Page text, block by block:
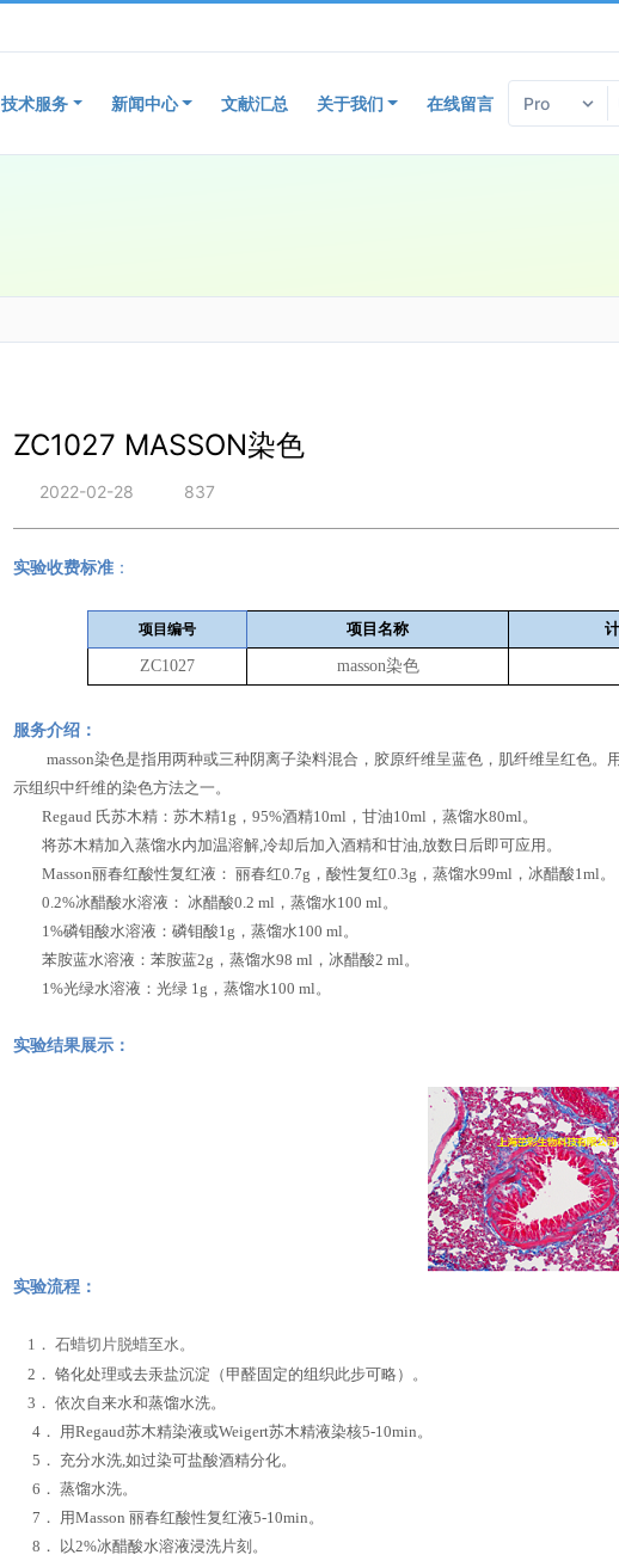
技术服务 新闻中心 文献汇总 关于我们 在线留言
ZC1027 MASSON染色
2022-02-28 837
实验收费标准 ：
项目编号 项目名称
ZC1027 masson染色
服务介绍：
masson染色是指用两种或三种阴离子染料混合，胶原纤维呈蓝色，肌纤维呈红色
示组织中纤维的染色方法之一。
Regaud 氏苏木精：苏木精1g，95%酒精10ml，甘油10ml，蒸馏水80ml。
将苏木精加入蒸馏水内加温溶解,冷却后加入酒精和甘油,放数日后即可应用。
Masson丽春红酸性复红液： 丽春红0.7g，酸性复红0.3g，蒸馏水99ml，冰醋酸1ml。
0.2%冰醋酸水溶液： 冰醋酸0.2 ml，蒸馏水100 ml。
1%磷钼酸水溶液：磷钼酸1g，蒸馏水100 ml。
苯胺蓝水溶液：苯胺蓝2g，蒸馏水98 ml，冰醋酸2 ml。
1%光绿水溶液：光绿 1g，蒸馏水100 ml。
实验结果展示：
实验流程：
1． 石蜡切片脱蜡至水。
2． 铬化处理或去汞盐沉淀（甲醛固定的组织此步可略）。
3． 依次自来水和蒸馏水洗。
4． 用Regaud苏木精染液或Weigert苏木精液染核5-10min。
5． 充分水洗,如过染可盐酸酒精分化。
6． 蒸馏水洗。
7． 用Masson 丽春红酸性复红液5-10min。
8． 以2%冰醋酸水溶液浸洗片刻。